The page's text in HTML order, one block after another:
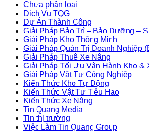
Chưa phân loại
Dịch Vụ TQG
Dự Án Thành Công
Giải Pháp Bảo Trì – Bảo Dưỡng –
Giải Pháp Kho Thông Minh
Giải Pháp Quản Trị Doanh Nghiệp
Giải Pháp Thuê Xe Nâng
Giải Pháp Tối Ưu Vận Hành Kho &
Giải Pháp Vật Tư Công Nghiệp
Kiến Thức Kho Tự Động
Kiến Thức Vật Tư Tiêu Hao
Kiến Thức Xe Nâng
Tin Quang Media
Tin thị trường
Việc Làm Tin Quang Group